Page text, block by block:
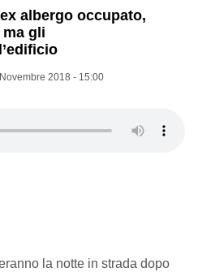
albergo occupato,
gli
2018 - 15:00
la notte in strada dopo